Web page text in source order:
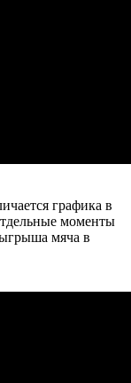
графика в
моменты
мяча в